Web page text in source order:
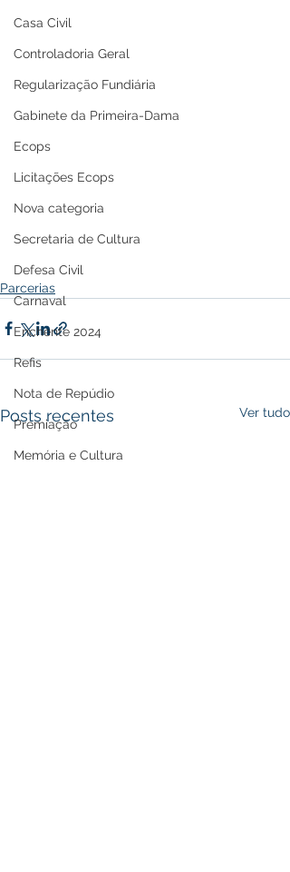
Casa Civil
Controladoria Geral
Regularização Fundiária
Gabinete da Primeira-Dama
Ecops
Licitações Ecops
Nova categoria
Secretaria de Cultura
Defesa Civil
Carnaval
Enchente 2024
Refis
Nota de Repúdio
Premiação
Memória e Cultura
Parcerias
Posts recentes Ver tudo